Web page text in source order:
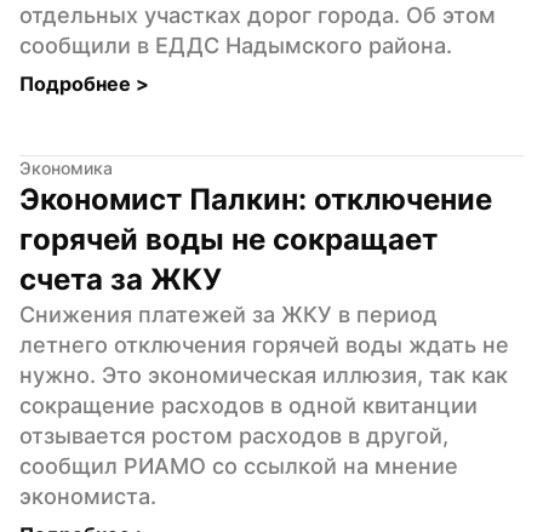
отдельных участках дорог города. Об этом
сообщили в ЕДДС Надымского района.
Подробнее >
Экономика
Экономист Палкин: отключение
горячей воды не сокращает
счета за ЖКУ
Снижения платежей за ЖКУ в период
летнего отключения горячей воды ждать не
нужно. Это экономическая иллюзия, так как
сокращение расходов в одной квитанции
отзывается ростом расходов в другой,
сообщил РИАМО со ссылкой на мнение
экономиста.